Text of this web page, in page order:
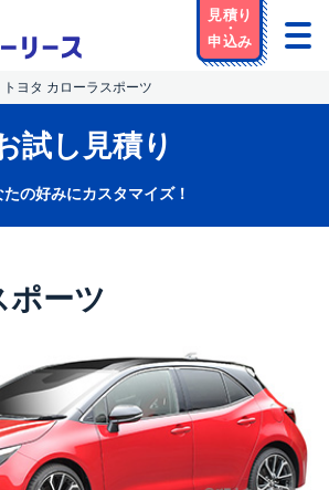
トヨタ カローラスポーツ
試し見積り
たの好みにカスタマイズ！
ポーツ